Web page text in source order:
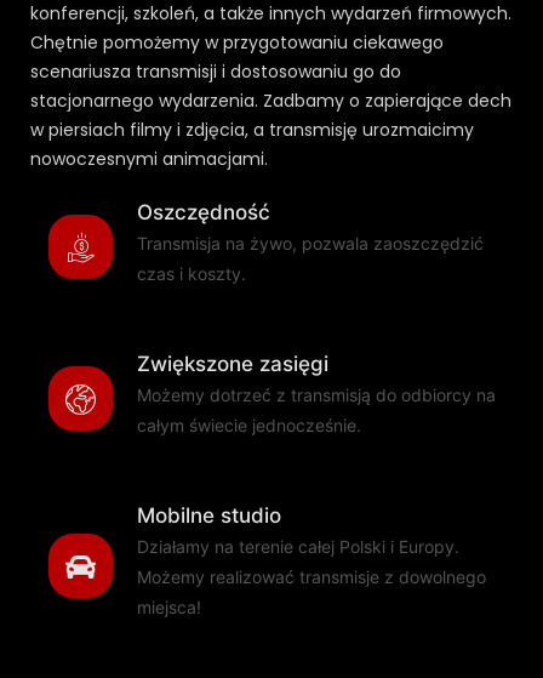
konferencji, szkoleń, a także innych wydarzeń firmowych.
Chętnie pomożemy w przygotowaniu ciekawego
scenariusza transmisji i dostosowaniu go do
stacjonarnego wydarzenia. Zadbamy o zapierające dech
w piersiach filmy i zdjęcia, a transmisję urozmaicimy
nowoczesnymi animacjami.
Oszczędność
Transmisja na żywo, pozwala zaoszczędzić
czas i koszty.
Zwiększone zasięgi
Możemy dotrzeć z transmisją do odbiorcy na
całym świecie jednocześnie.
Mobilne studio
Działamy na terenie całej Polski i Europy.
Możemy realizować transmisje z dowolnego
miejsca!